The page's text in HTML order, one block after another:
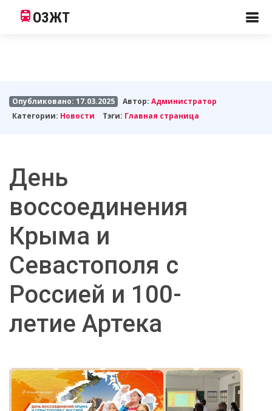
ОЗЖТ
Опубликовано: 17.03.2025 Автор:Администратор
Категории: Новости Тэги: Главная страница
День
воссоединения
Крыма и
Севастополя с
Россией и 100-
летие Артека